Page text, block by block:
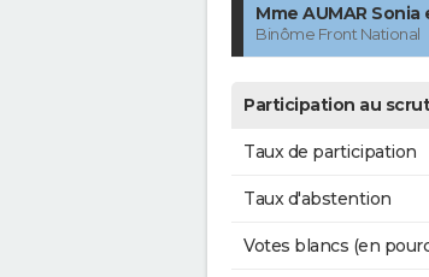
Mme AUMAR Sonia
Binôme Front National
Participation au
Taux de participation
Taux d'abstention
Votes blancs (en